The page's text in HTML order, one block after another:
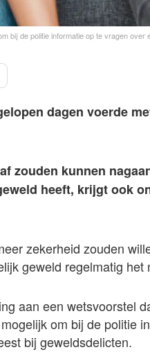
bij de politie informatie op te vragen
dagen voerde
zouden kunnen
heeft, krijgt ook
zekerheid zouden
geweld regelmatig het
aan een wetsvoorstel
om bij de politie
bij geweldsdelicten.